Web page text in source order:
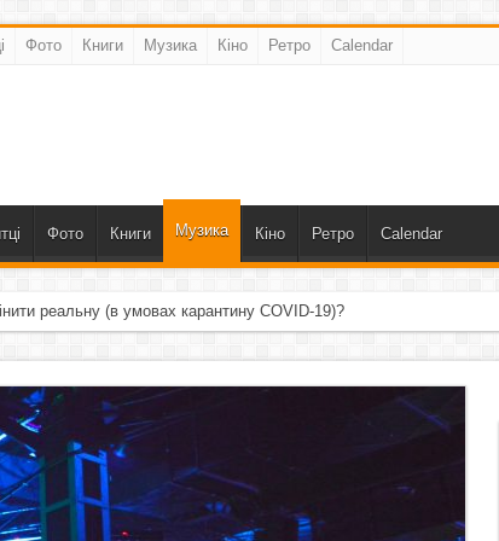
Фото Книги Музика Кіно Ретро Calendar
Фото Книги Музика Кіно Ретро Calendar
реальну (в умовах карантину COVID-19)?
що пропустила крізь себе»